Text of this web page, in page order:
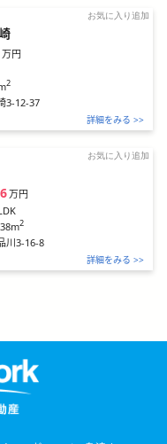
お気に入り追加
万円
2
3-12-37
詳細をみる >>
お気に入り追加
万円
38m2
川3-16-8
詳細をみる >>